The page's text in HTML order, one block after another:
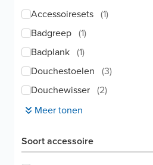
Accessoiresets (1)
Badgreep (1)
Badplank (1)
Douchestoelen (3)
Douchewisser (2)
Meer tonen
Soort accessoire